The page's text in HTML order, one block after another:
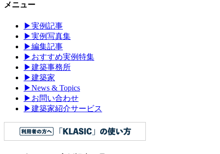
メニュー
▶実例記事
▶実例写真集
▶編集記事
▶ おすすめ実例特集
▶建築事務所
▶建築家
▶News & Topics
▶ お問い合わせ
▶建築家紹介サービス